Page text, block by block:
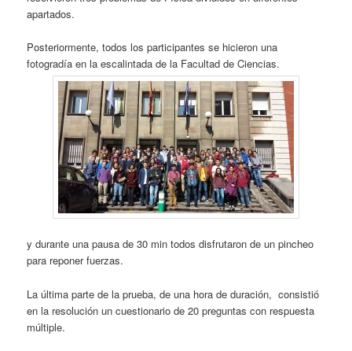
apartados.
Posteriormente, todos los participantes se hicieron una
fotogradía en la escalintada de la Facultad de Ciencias.
y durante una pausa de 30 min todos disfrutaron de un pincheo
para reponer fuerzas.
La última parte de la prueba, de una hora de duración, consistió
en la resolución un cuestionario de 20 preguntas con respuesta
múltiple.